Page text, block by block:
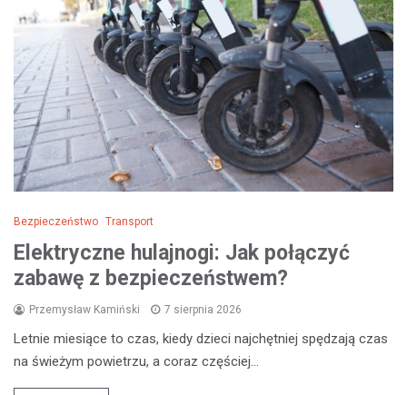
Bezpieczeństwo Transport
Elektryczne hulajnogi: Jak połączyć
zabawę z bezpieczeństwem?
Przemysław Kamiński 7 sierpnia 2026
Letnie miesiące to czas, kiedy dzieci najchętniej spędzają czas
na świeżym powietrzu, a coraz częściej…